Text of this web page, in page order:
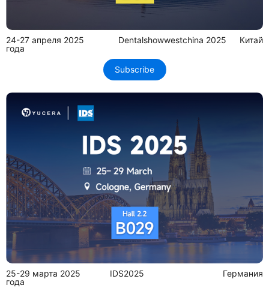
24-27 апреля 2025
года
Dentalshowwestchina 2025 Китай
Subscribe
25-29 марта 2025
года
IDS2025 Германия